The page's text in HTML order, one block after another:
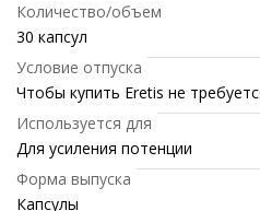
Количество/объем
30 капсул
Условие отпуска
Чтобы купить Eretis не
Используется для
Для усиления потенции
Форма выпуска
Капсулы